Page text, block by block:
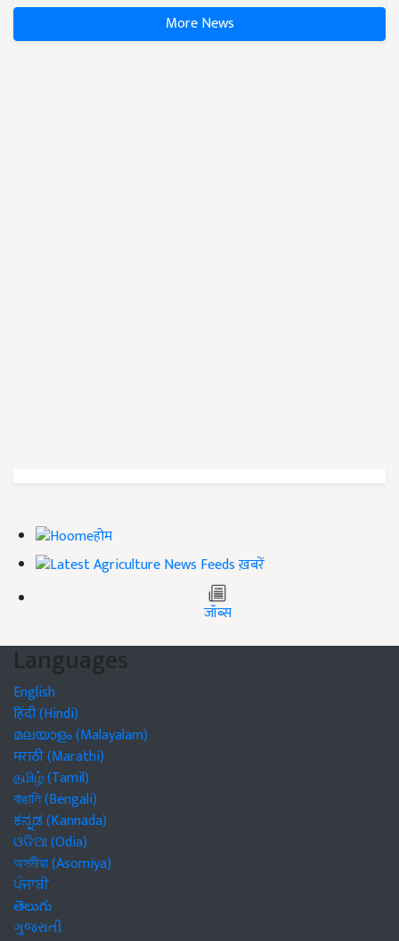
More News
होम
ख़बरें
जॉब्स
Languages
English
हिंदी (Hindi)
മലയാളം (Malayalam)
मराठी (Marathi)
தமிழ் (Tamil)
বাঙালি (Bengali)
ಕನ್ನಡ (Kannada)
ଓଡିଆ (Odia)
অসমীয়া (Asomiya)
ਪੰਜਾਬੀ
తెలుగు
ગુજરાતી